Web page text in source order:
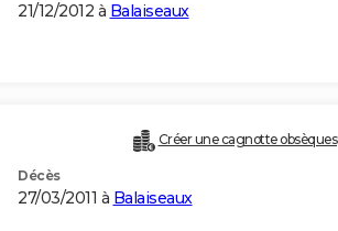
21/12/2012 à Balaiseaux
Créer une cagnotte obsèques
Décès
27/03/2011 à Balaiseaux